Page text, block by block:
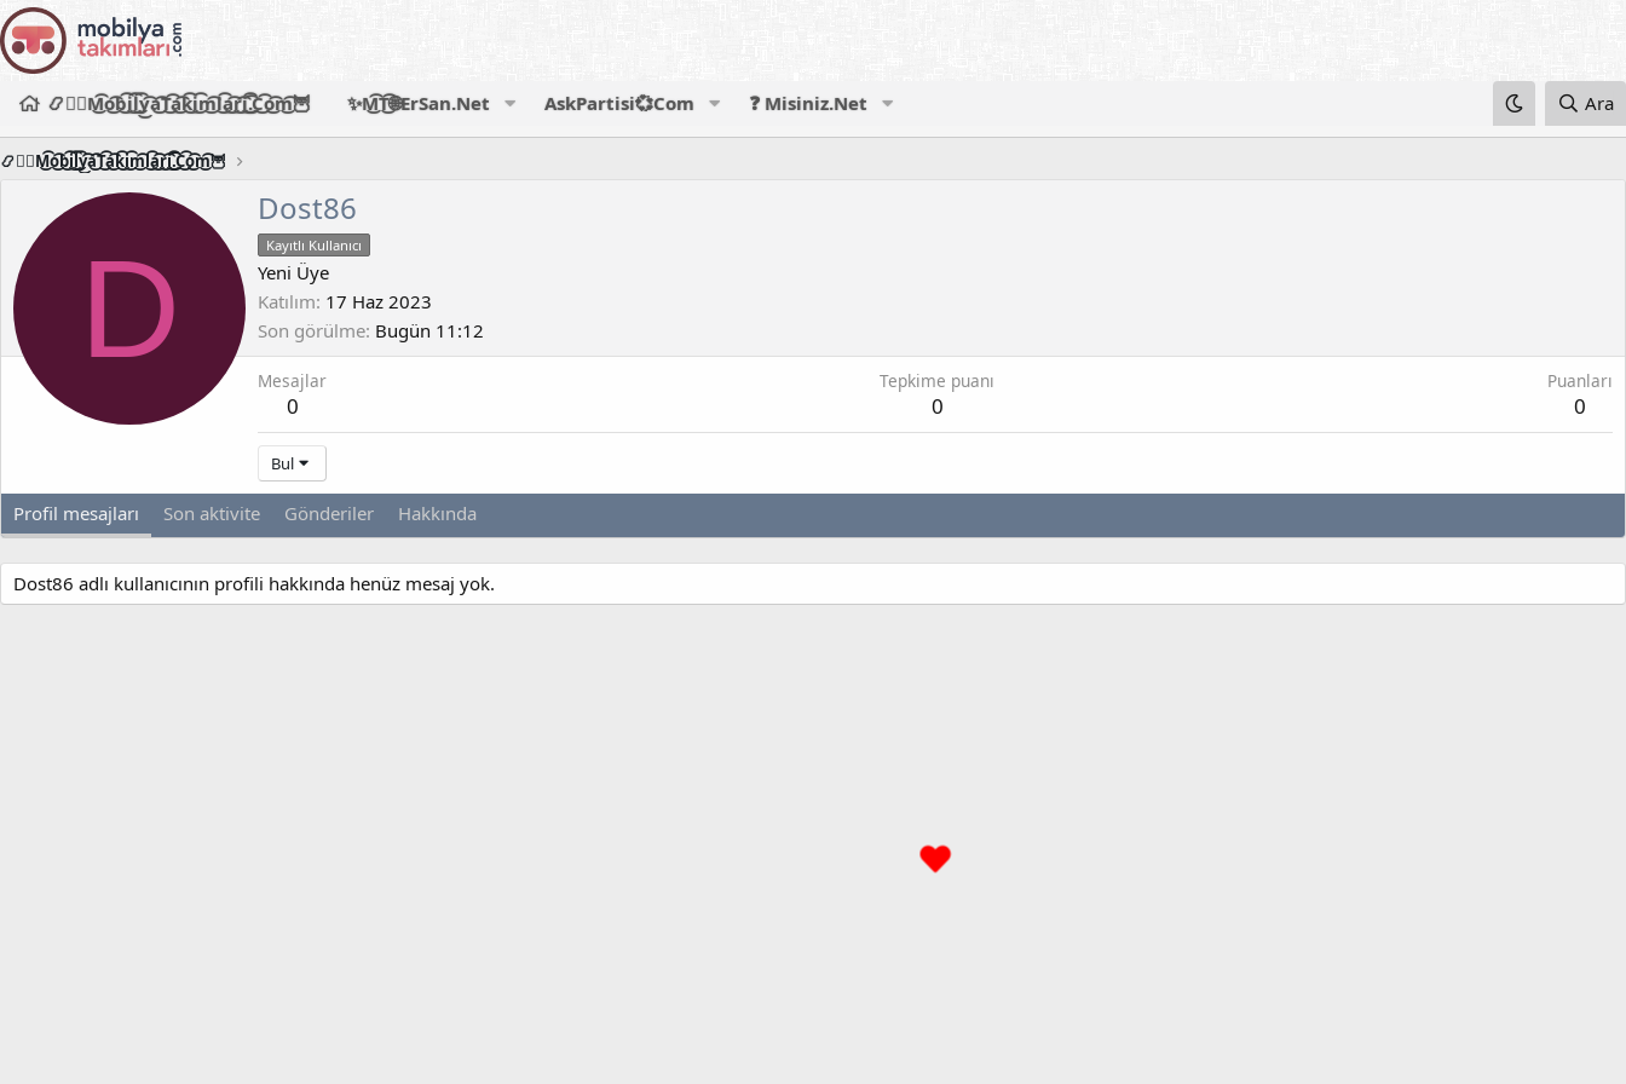
📿🧙‍♂️M͜͡o͜͡b͜͡i͜͡l͜͡y͜͡a͜͡T͜͡a͜͡k͜͡i͜͡m͜͡l͜͡a͜͡r͜͡i͜͡.͜͡C͜͡o͜͡m͜͡🦉 ✨M͜͡T͜͡🌐ErSan.Net AskPartisi💞Com ❓ Misiniz.Net Ara
📿🧙‍♂️M͜͡o͜͡b͜͡i͜͡l͜͡y͜͡a͜͡T͜͡a͜͡k͜͡i͜͡m͜͡l͜͡a͜͡r͜͡i͜͡.͜͡C͜͡o͜͡m͜͡🦉
D
Dost86
Kayıtlı Kullanıcı
Yeni Üye
Katılım 17 Haz 2023
Son görülme Bugün 11:12
Mesajlar
0
Tepkime puanı
0
Puanları
0
Bul
Profil mesajları Son aktivite Gönderiler Hakkında
Dost86 adlı kullanıcının profili hakkında henüz mesaj yok.